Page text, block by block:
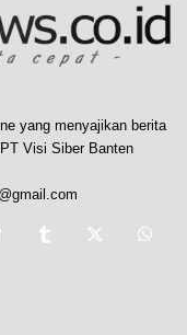
yang menyajikan berita
Visi Siber Banten